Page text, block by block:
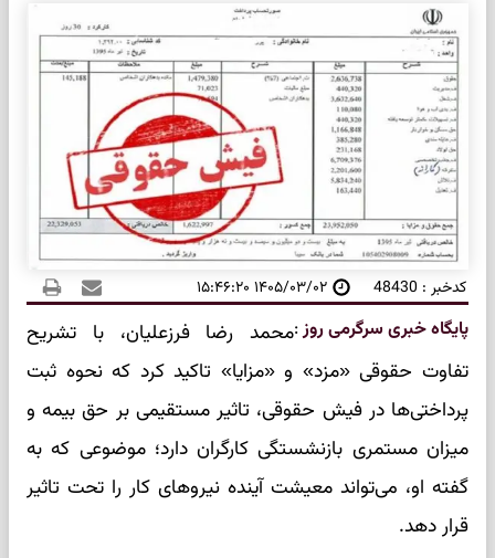
کدخبر : 48430 ۱۴۰۵/۰۳/۰۲ ۱۵:۴۶:۲۰
پایگاه خبری سرگرمی روز:محمد رضا فرزعلیان، با تشریح
تفاوت حقوقی «مزد» و «مزایا» تاکید کرد که نحوه ثبت
پرداختی‌ها در فیش حقوقی، تاثیر مستقیمی بر حق بیمه و
میزان مستمری بازنشستگی کارگران دارد؛ موضوعی که به
گفته او، می‌تواند معیشت آینده نیروهای کار را تحت تاثیر
قرار دهد.